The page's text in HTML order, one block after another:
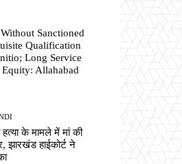
Sanctioned
Qualification
Long Service
Allahabad
हत्या के मामले में मां की
झारखंड हाईकोर्ट ने